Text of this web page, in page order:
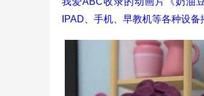
IPAD、手机、早教机等各种设备